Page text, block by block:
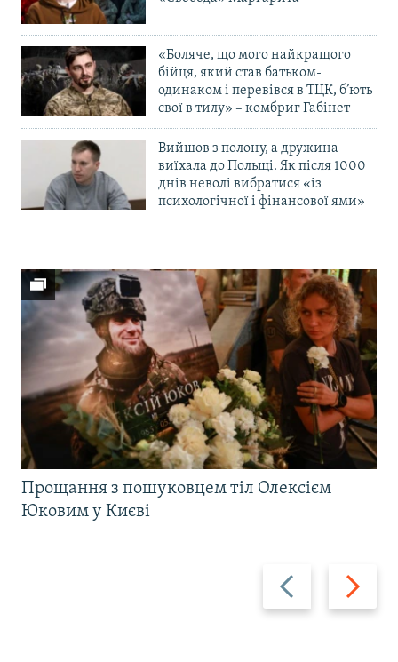
«Боляче, що мого найкращого
бійця, який став батьком-
одинаком і перевівся в ТЦК, б’ють
свої в тилу» – комбриг Габінет
Вийшов з полону, а дружина
виїхала до Польщі. Як після 1000
днів неволі вибратися «із
психологічної і фінансової ями»
Назад Вперед
Прощання з пошуковцем тіл Олексієм
Юковим у Києві